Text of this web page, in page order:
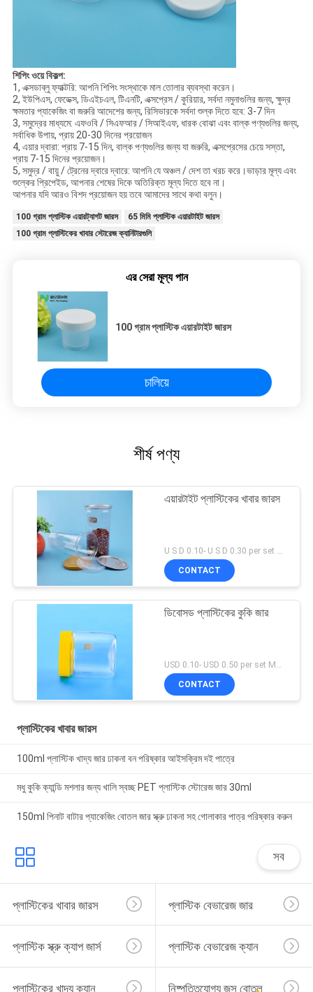
শিপিং ওয়ে বিকল্প:
1, এক্সডাব্লু ফ্যাক্টরি: আপনি শিপিং সংস্থাকে মাল তোলার ব্যবস্থা করেন।
2, ইউপিএস, ফেডেক্স, ডিএইচএল, টিএনটি, এক্সপ্রেস / কুরিয়ার, সর্বদা নমুনাগুলির জন্য, ক্ষুদ্র
ক্ষমতার প্যাকেজিং বা জরুরি আদেশের জন্য, রিসিভারকে সর্বদা শুল্ক দিতে হবে: 3-7 দিন
3, সমুদ্রের মাধ্যমে: এফওবি / সিএফআর / সিআইএফ, ধারক বোঝা এবং বাল্ক পণ্যগুলির জন্য,
সর্বাধিক উপায়, প্রায় 20-30 দিনের প্রয়োজন
4, এয়ার দ্বারা: প্রায় 7-15 দিন, বাল্ক পণ্যগুলির জন্য যা জরুরি, এক্সপ্রেসের চেয়ে সস্তা,
প্রায় 7-15 দিনের প্রয়োজন।
5, সমুদ্র / বায়ু / ট্রেনের দ্বারে দ্বারে: আপনি যে অঞ্চল / দেশ তা খরচ করে।ভাড়ার মূল্য এবং
শুল্কের প্রিপেইড, আপনার শেষের দিকে অতিরিক্ত মূল্য দিতে হবে না।
আপনার যদি আরও বিশদ প্রয়োজন হয় তবে আমাদের সাথে কথা বলুন।
100 গ্রাম প্লাস্টিক এয়ারট্যাগট জারস
65 মিমি প্লাস্টিক এয়ারটাইট জারস
100 গ্রাম প্লাস্টিকের খাবার স্টোরেজ ক্যানিটারগুলি
এর সেরা মূল্য পান
100 গ্রাম প্লাস্টিক এয়ারটাইট জারস
চালিয়ে
শীর্ষ পণ্য
এয়ারটাইট প্লাস্টিকের খাবার জারস
U S D 0.10- U S D 0.30 per set MOQ:5000 এসইটি
CONTACT
ডিবোসড প্লাস্টিকের কুকি জার
CONTACT
প্লাস্টিকের খাবার জারস
100ml প্লাস্টিক খাদ্য জার ঢাকনা বন পরিষ্কার আইসক্রিম দই পাত্রে
মধু কুকি ক্যান্ডি মশলার জন্য খালি স্বচ্ছ PET প্লাস্টিক স্টোরেজ জার 30ml
150ml পিনাট বাটার প্যাকেজিং বোতল জার স্ক্রু ঢাকনা সহ গোলাকার পাত্র পরিষ্কার করুন
সব
প্লাস্টিকের খাবার জারস প্লাস্টিক বেভারেজ জার
প্লাস্টিক স্ক্রু ক্যাপ জার্স প্লাস্টিক বেভারেজ ক্যান
প্লাস্টিকের খাদ্য ক্যান নিষ্পত্তিযোগ্য জুস বোতল